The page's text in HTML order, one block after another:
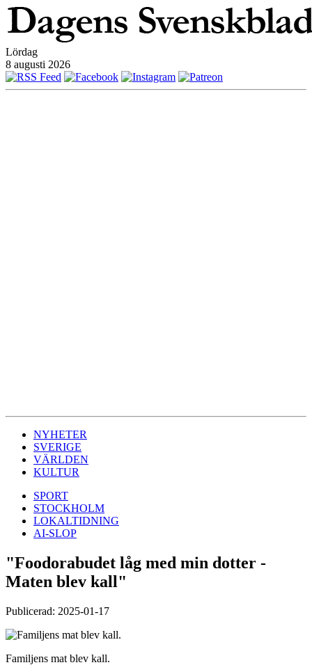
Lördag
8 augusti 2026
NYHETER
SVERIGE
VÄRLDEN
KULTUR
SPORT
STOCKHOLM
LOKALTIDNING
AI-SLOP
"Foodorabudet låg med min dotter -
Maten blev kall"
Publicerad: 2025-01-17
Familjens mat blev kall.